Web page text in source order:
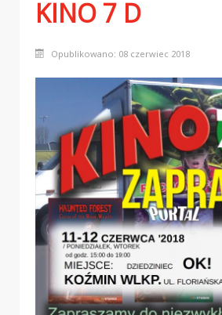
KINO 7 D
Opublikowano: 08 czerwiec 2018